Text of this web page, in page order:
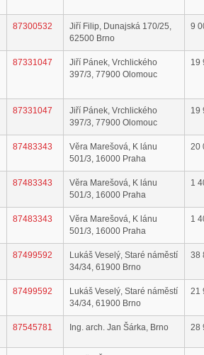
87300532
Jiří Filip, Dunajská 170/25,
62500 Brno
9
87331047
Jiří Pánek, Vrchlického
397/3, 77900 Olomouc
19
87331047
Jiří Pánek, Vrchlického
397/3, 77900 Olomouc
19
87483343
Věra Marešová, K lánu
501/3, 16000 Praha
20
87483343
Věra Marešová, K lánu
501/3, 16000 Praha
1
87483343
Věra Marešová, K lánu
501/3, 16000 Praha
1
87499592
Lukáš Veselý, Staré náměstí
34/34, 61900 Brno
38
87499592
Lukáš Veselý, Staré náměstí
34/34, 61900 Brno
21
87545781 Ing. arch. Jan Šárka, Brno 28